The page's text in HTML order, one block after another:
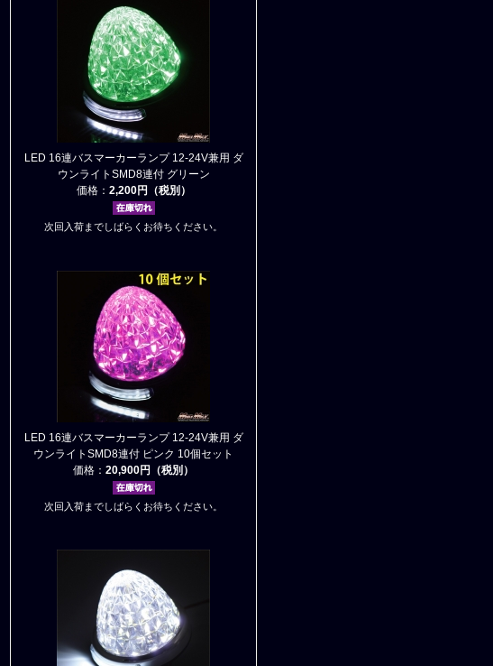
LED 16連バスマーカーランプ 12-24V兼用 ダ
ウンライトSMD8連付 グリーン
価格： 2,200円（税別）
次回入荷までしばらくお待ちください。
LED 16連バスマーカーランプ 12-24V兼用 ダ
ウンライトSMD8連付 ピンク 10個セット
価格： 20,900円（税別）
次回入荷までしばらくお待ちください。